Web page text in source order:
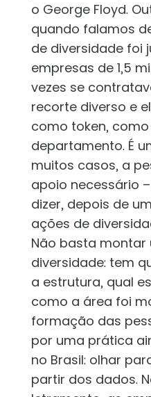
o George Floyd.
quando falamos
de diversidade foi
empresas de 1,5
vezes se
recorte diverso e
como token,
departamento. É
muitos casos, a
apoio necessário
dizer, depois de
ações de
Não basta montar
diversidade: tem
a estrutura, qual
como a área foi
formação das
por uma prática
no Brasil: olhar
partir dos dados.